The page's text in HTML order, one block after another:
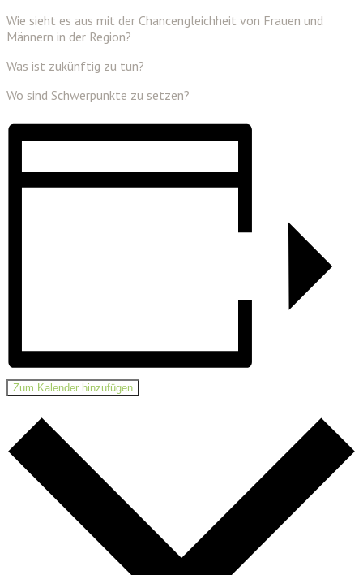
Wie sieht es aus mit der Chancengleichheit von Frauen und
Männern in der Region?
Was ist zukünftig zu tun?
Wo sind Schwerpunkte zu setzen?
Zum Kalender hinzufügen